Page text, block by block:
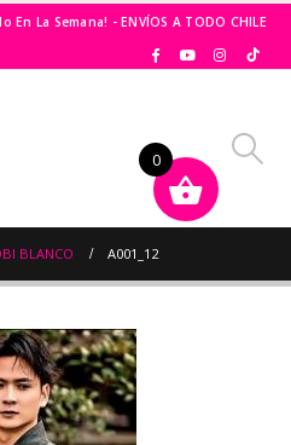
En La Semana! - ENVÍOS A TODO CHILE
BLANCO A001_12
0